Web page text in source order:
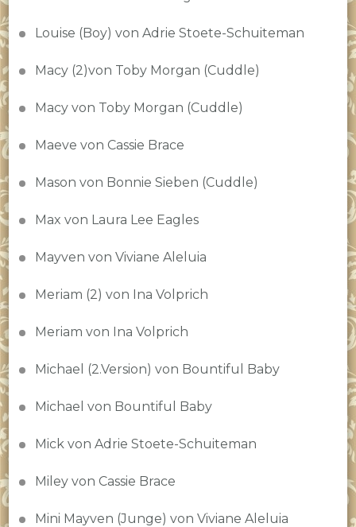
Louise (Boy) von Adrie Stoete-Schuiteman
Macy (2)von Toby Morgan (Cuddle)
Macy von Toby Morgan (Cuddle)
Maeve von Cassie Brace
Mason von Bonnie Sieben (Cuddle)
Max von Laura Lee Eagles
Mayven von Viviane Aleluia
Meriam (2) von Ina Volprich
Meriam von Ina Volprich
Michael (2.Version) von Bountiful Baby
Michael von Bountiful Baby
Mick von Adrie Stoete-Schuiteman
Miley von Cassie Brace
Mini Mayven (Junge) von Viviane Aleluia